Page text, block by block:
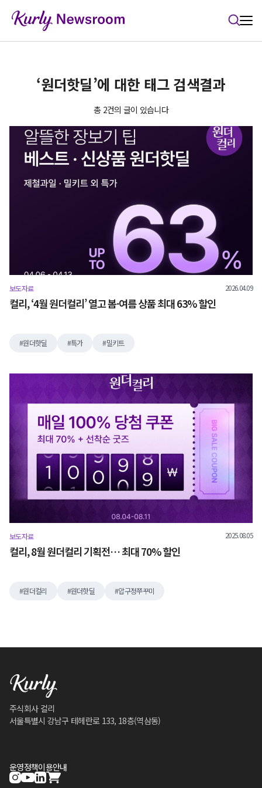
‘원더핫딜’에 대한 태그 검색결과
총 2건의 글이 있습니다
보도자료 2026.04.09
컬리, ‘4월 원더컬리’ 열고 봄·여름 상품 최대 63% 할인
원더핫딜 특가 밀키트
보도자료 2025.08.05
컬리, 8월 원더컬리 기획전… 최대 70% 할인
원더컬리 원더핫딜 압구정쭈꾸미
주식회사 컬리
서울특별시 강남구 테헤란로 133, 18층(역삼동)
운영정책이용안내